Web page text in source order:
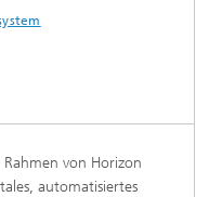
Rahmen von Horizon
automatisiertes